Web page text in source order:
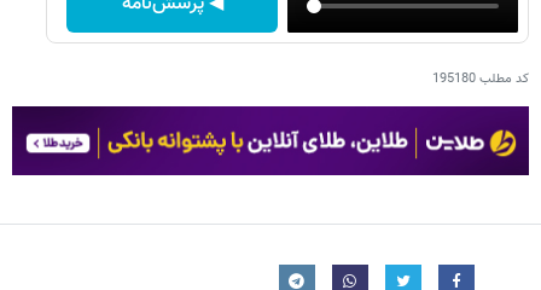
کد مطلب195180